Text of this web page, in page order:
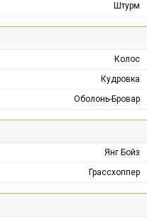
Штурм
Колос
Кудровка
Оболонь-Бровар
Янг Бойз
Грассхоппер